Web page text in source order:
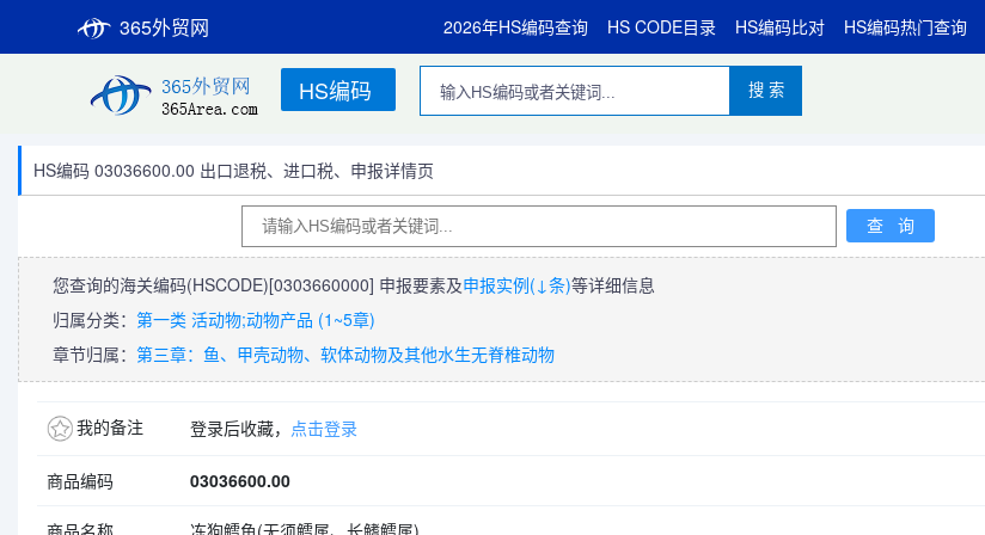
365外贸网 2026年HS编码查询 HS CODE目录 HS编码比对 HS编码热门查询
HS编码 搜 索
HS编码 03036600.00 出口退税、进口税、申报详情页
您查询的海关编码(HSCODE)[0303660000] 申报要素及申报实例(↓条)等详细信息
归属分类： 第一类 活动物;动物产品 (1~5章)
章节归属： 第三章：鱼、甲壳动物、软体动物及其他水生无脊椎动物
我的备注 登录后收藏， 点击登录
商品编码 03036600.00
商品名称 冻狗鳕鱼(无须鳕属、长鳍鳕属)